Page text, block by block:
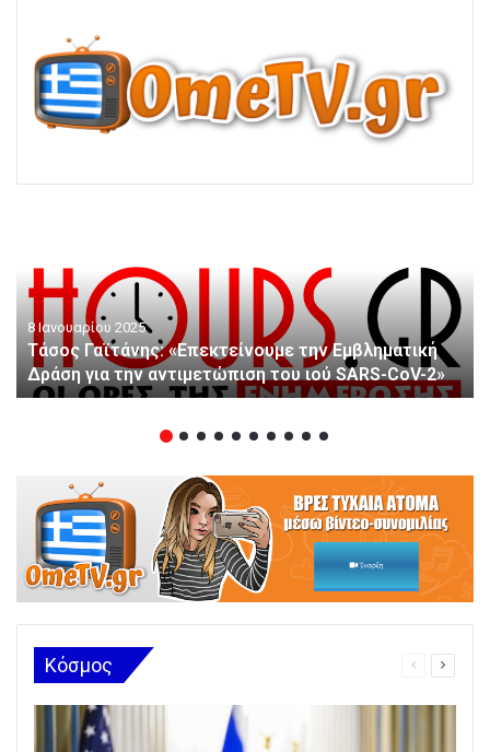
8 Ιανουαρίου 2025
Τάσος Γαϊτάνης: «Επεκτείνουμε την Εμβληματική
Δράση για την αντιμετώπιση του ιού SARS-CoV-2»
Κόσμος